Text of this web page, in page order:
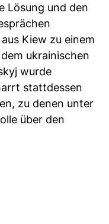
Lösung und den
Kiew zu einem
ukrainischen
wurde
stattdessen
zu denen unter
über den